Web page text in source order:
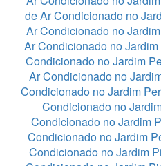
de Ar Condicionado no
Ar Condicionado no
Ar Condicionado no
Condicionado no Jardim
Ar Condicionado no
Condicionado no Jardim
Condicionado no
Condicionado no Jardim
Condicionado no Jardim
Condicionado no Jardim